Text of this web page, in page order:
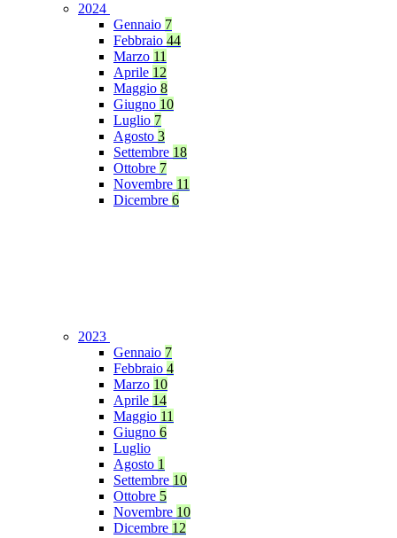
2024
Gennaio 7
Febbraio 44
Marzo 11
Aprile 12
Maggio 8
Giugno 10
Luglio 7
Agosto 3
Settembre 18
Ottobre 7
Novembre 11
Dicembre 6
2023
Gennaio 7
Febbraio 4
Marzo 10
Aprile 14
Maggio 11
Giugno 6
Luglio
Agosto 1
Settembre 10
Ottobre 5
Novembre 10
Dicembre 12